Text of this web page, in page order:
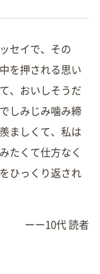
セイで、その
を押される思い
、おいしそうだ
しみじみ噛み締
ましくて、私は
たくて仕方なく
ひっくり返され
ーー10代 読者